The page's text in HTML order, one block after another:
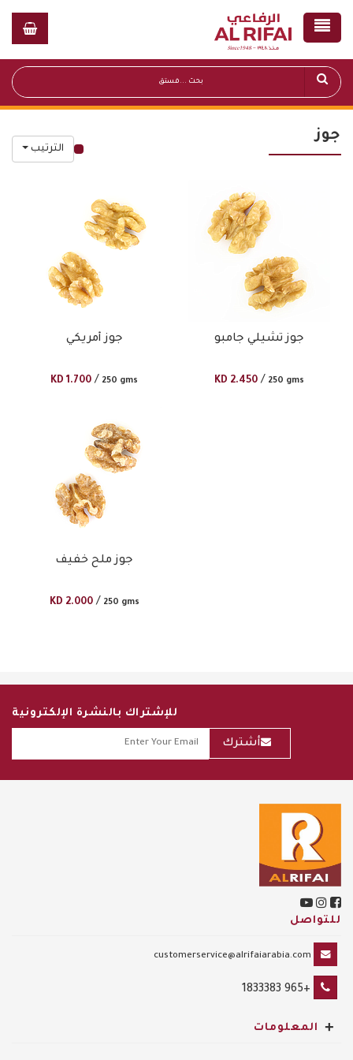
جوز
الترتيب
جوز أمريكي
KD 1.700 / 250 gms
جوز تشيلي جامبو
KD 2.450 / 250 gms
جوز ملح خفيف
KD 2.000 / 250 gms
للإشتراك بالنشرة الإلكترونية
أشترك
للتواصل
customerservice@alrifaiarabia.com
+965 1833383
المعلومات +